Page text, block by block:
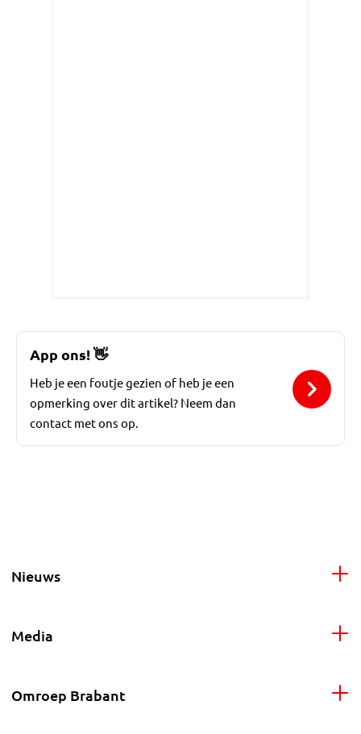
App ons!👋
Heb je een foutje gezien of heb je een
opmerking over dit artikel? Neem dan
contact met ons op.
Nieuws
Media
Omroep Brabant